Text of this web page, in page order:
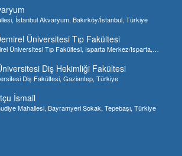
İstanbul Akvaryum, Bakırköy/İstanbul, Türkiye
Üniversitesi Tıp Fakültesi
Üniversitesi Tıp Fakültesi, Isparta Merkez/Isparta,
Diş Hekimliği Fakültesi
Diş Fakültesi, Gaziantep, Türkiye
İsmail
Mahallesi, Bayramyeri Sokak, Tepebaşı, Türkiye